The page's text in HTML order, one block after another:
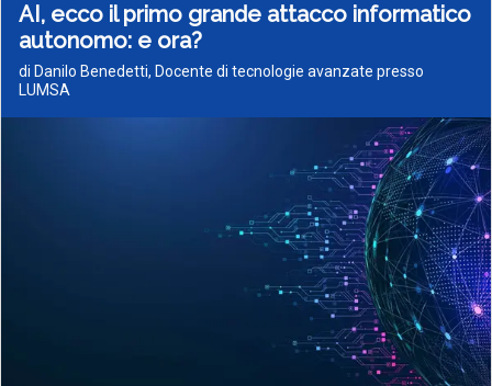
AI, ecco il primo grande attacco informatico
autonomo: e ora?
di Danilo Benedetti, Docente di tecnologie avanzate presso
LUMSA